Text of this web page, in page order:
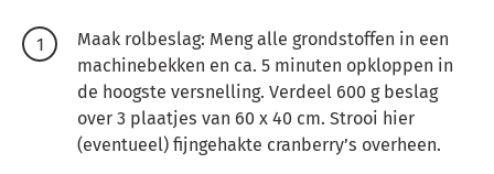
Maak rolbeslag: Meng alle grondstoffen in een
machinebekken en ca. 5 minuten opkloppen in
de hoogste versnelling. Verdeel 600 g beslag
over 3 plaatjes van 60 x 40 cm. Strooi hier
(eventueel) fijngehakte cranberry’s overheen.